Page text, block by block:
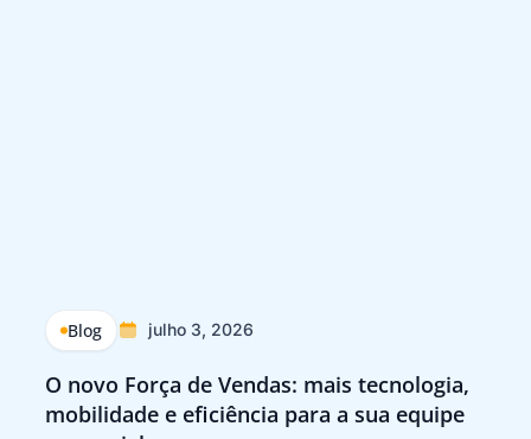
Blog julho 3, 2026
O novo Força de Vendas: mais tecnologia,
mobilidade e eficiência para a sua equipe